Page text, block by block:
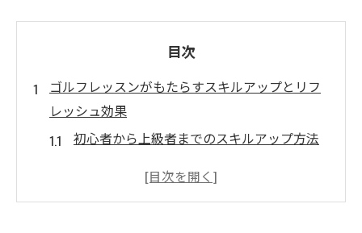
目次
ゴルフレッスンがもたらすスキルアップとリフ
レッシュ効果
初心者から上級者までのスキルアップ方法
リフレッシュ効果を最大化するゴルフレッ
スンのポイント